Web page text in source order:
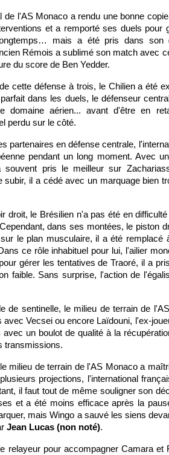
de l'AS Monaco a rendu une bonne
et a remporté ses duels pour
mais a été pris dans
Rémois a sublimé son match avec
du score de Ben Yedder.
cette défense à trois, le Chilien a été
dans les duels, le défenseur
domaine aérien... avant d'être en
perdu sur le côté.
partenaires en défense centrale,
pendant un long moment. Avec
pris le meilleur sur
il a cédé avec un marquage bien
droit, le Brésilien n'a pas été en
dans ses montées, le piston
le plan musculaire, il a été remplacé
ce rôle inhabituel pour lui, l'ailier
gérer les tentatives de Traoré, il a
faible. Sans surprise, l'action de
de sentinelle, le milieu de terrain de
Vecsei ou encore Laïdouni, l'ex-
un boulot de qualité à la
transmissions.
milieu de terrain de l'AS Monaco a
projections, l'international
il faut tout de même souligner son
et a été moins efficace après la
mais Wingo a sauvé les siens
Jean Lucas (non noté).
relayeur pour accompagner Camara et